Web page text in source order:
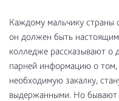
Каждому мальчику страны
он должен быть
колледже рассказывают о
парней информацию о
необходимую закалку,
выдержанными. Но бывают